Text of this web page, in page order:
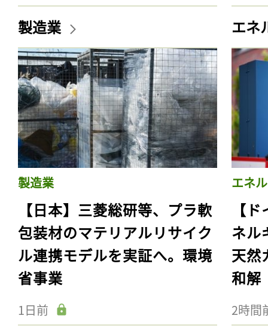
製造業
製造業
【日本】三菱総研等、プラ軟
包装材のマテリアルリサイク
ル連携モデルを実証へ。環境
省事業
1日前
エネ
エネ
【
ネル
天然
和解
2時間